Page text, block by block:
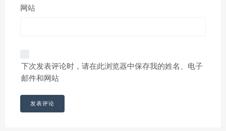
网站
下次发表评论时，请在此浏览器中保存我的姓名、电子
邮件和网站